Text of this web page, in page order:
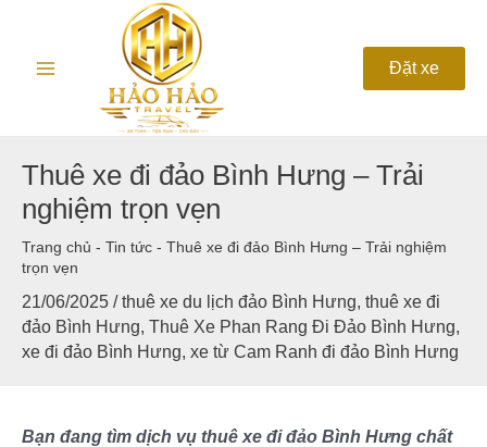
Menu
Đặt xe
Thuê xe đi đảo Bình Hưng – Trải
nghiệm trọn vẹn
Trang chủ - Tin tức - Thuê xe đi đảo Bình Hưng – Trải nghiệm
trọn vẹn
21/06/2025 /thuê xe du lịch đảo Bình Hưng, thuê xe đi
đảo Bình Hưng, Thuê Xe Phan Rang Đi Đảo Bình Hưng,
xe đi đảo Bình Hưng, xe từ Cam Ranh đi đảo Bình Hưng
Bạn đang tìm dịch vụ thuê xe đi đảo Bình Hưng chất